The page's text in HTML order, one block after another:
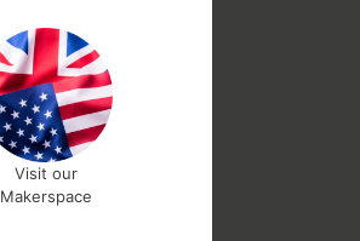
Visit our
Makerspace